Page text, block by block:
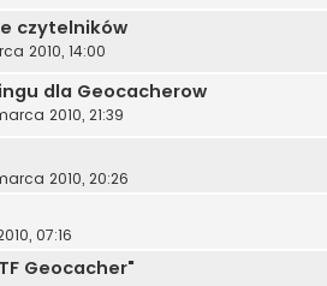
czytelników
2010, 14:00
dla Geocacherow
2010, 21:39
2010, 20:26
07:16
Geocacher"